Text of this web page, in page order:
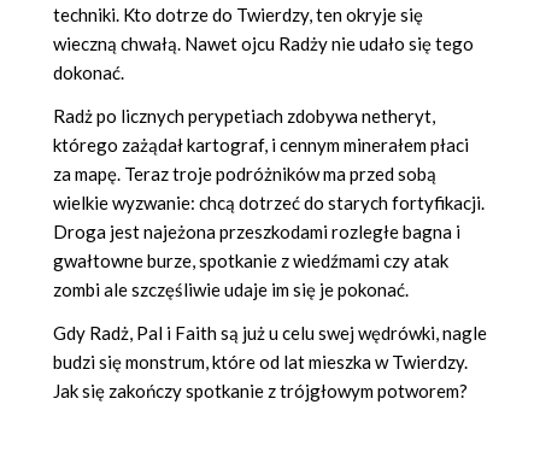
techniki. Kto dotrze do Twierdzy, ten okryje się
wieczną chwałą. Nawet ojcu Radży nie udało się tego
dokonać.
Radż po licznych perypetiach zdobywa netheryt,
którego zażądał kartograf, i cennym minerałem płaci
za mapę. Teraz troje podróżników ma przed sobą
wielkie wyzwanie: chcą dotrzeć do starych fortyfikacji.
Droga jest najeżona przeszkodami rozległe bagna i
gwałtowne burze, spotkanie z wiedźmami czy atak
zombi ale szczęśliwie udaje im się je pokonać.
Gdy Radż, Pal i Faith są już u celu swej wędrówki, nagle
budzi się monstrum, które od lat mieszka w Twierdzy.
Jak się zakończy spotkanie z trójgłowym potworem?